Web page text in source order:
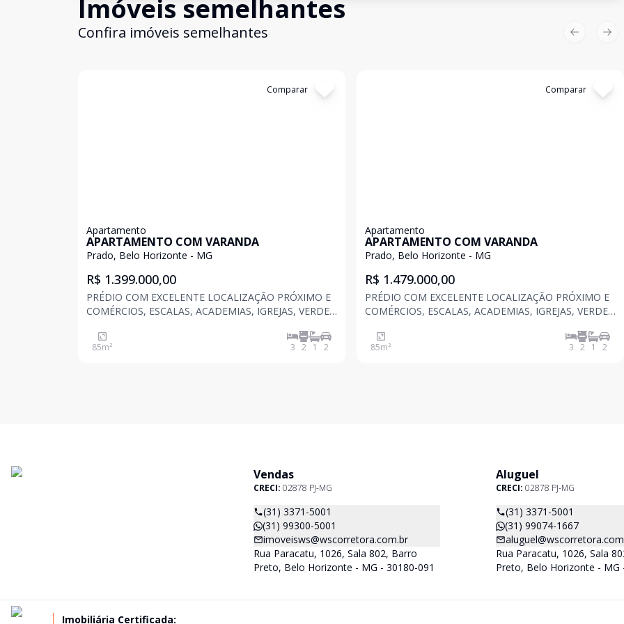
Imóveis semelhantes
Confira imóveis semelhantes
Comparar
Apartamento
APARTAMENTO COM VARANDA
Prado, Belo Horizonte - MG
R$ 1.399.000,00
PRÉDIO COM EXCELENTE LOCALIZAÇÃO PRÓXIMO E
COMÉRCIOS, ESCALAS, ACADEMIAS, IGREJAS, VERDE
ESTAÇÃO DO METRO CALAFATE ETC . COM Piscina,
salão de festas integrado com varanda gourmet,
85m² 3 2 1 2
Comparar
Apartamento
APARTAMENTO COM VARANDA
Prado, Belo Horizonte - MG
R$ 1.479.000,00
PRÉDIO COM EXCELENTE LOCALIZAÇÃO PRÓXIMO E
COMÉRCIOS, ESCALAS, ACADEMIAS, IGREJAS, VERDE
ESTAÇÃO DO METRO CALAFATE ETC . COM Piscina,
salão de festas integrado com varanda gourmet,
85m² 3 2 1 2
Previous
Vendas
CRECI: 02878 PJ-MG
(31) 3371-5001
(31) 99300-5001
imoveisws@wscorretora.com.br
Rua Paracatu, 1026, Sala 802, Barro
Preto, Belo Horizonte - MG - 30180-091
Aluguel
CRECI: 02878 PJ-MG
(31) 3371-5001
(31) 99074-1667
Rua Paracatu, 1026, Sala
Preto, Belo Horizonte - MG
Imobiliária Certificada: